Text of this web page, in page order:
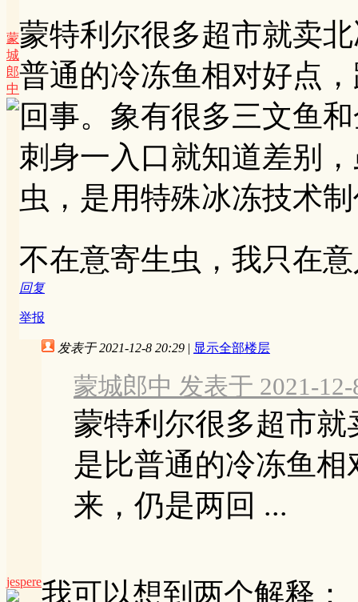
蒙
城
郎
中
蒙特利尔很多超市就卖
普通的冷冻鱼相对好点
回事。象有很多三文鱼
刺身一入口就知道差别
虫，是用特殊冰冻技术
不在意寄生虫，我只在
回复
举报
jespere
发表于 2021-12-8 20:29 | 显示全部楼层
蒙城郎中 发表于 2021-12-
蒙特利尔很多超市
是比普通的冷冻鱼
来，仍是两回 ...
我可以想到两个解释：